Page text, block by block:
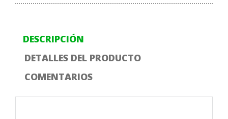
DESCRIPCIÓN
DETALLES DEL PRODUCTO
COMENTARIOS